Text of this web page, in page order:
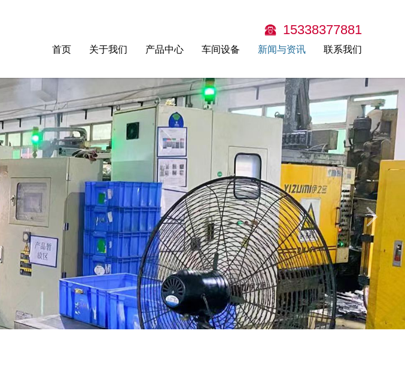
15338377881
首页 关于我们 产品中心 车间设备 新闻与资讯 联系我们